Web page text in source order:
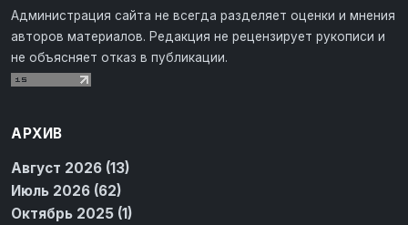
Администрация сайта не всегда разделяет оценки и мнения
авторов материалов. Редакция не рецензирует рукописи и
не объясняет отказ в публикации.
АРХИВ
Август 2026 (13)
Июль 2026 (62)
Октябрь 2025 (1)